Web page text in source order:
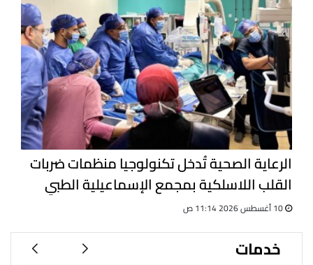
الرعاية الصحية تُدخل تكنولوجيا منظمات ضربات
القلب اللاسلكية بمجمع الإسماعيلية الطبي
خدمات